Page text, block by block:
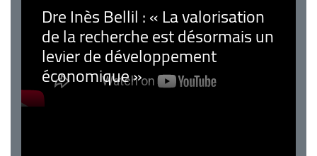
Dre Inès Bellil : « La valorisation
de la recherche est désormais un
levier de développement
économique »